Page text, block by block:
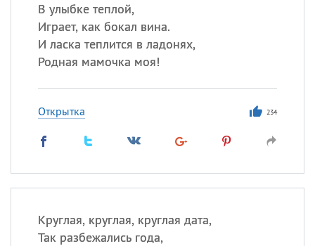
В улыбке теплой,
Играет, как бокал вина.
И ласка теплится в ладонях,
Родная мамочка моя!
Открытка 234
Круглая, круглая, круглая дата,
Так разбежались года,